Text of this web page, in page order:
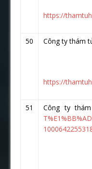
https://
50 Công ty thám
https://
51 Công ty